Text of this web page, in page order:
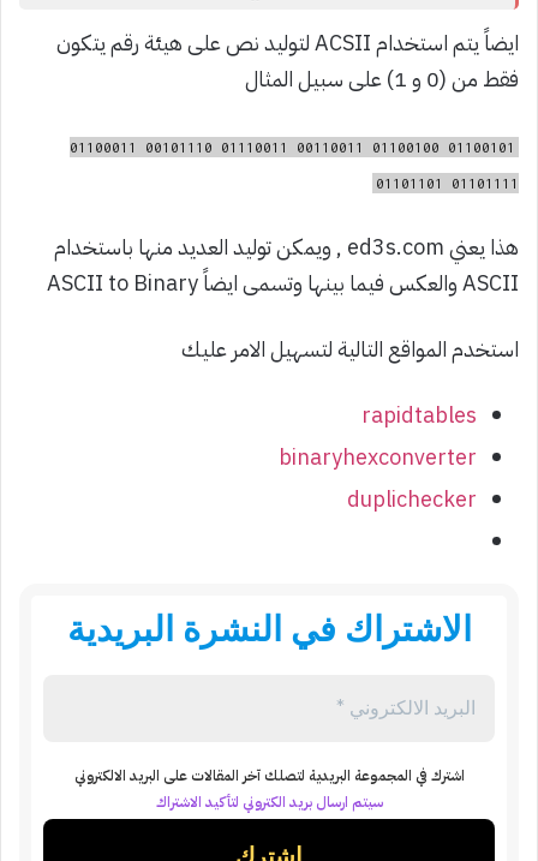
ايضاً يتم استخدام ACSII لتوليد نص على هيئة رقم يتكون
فقط من (0 و 1) على سبيل المثال
01100101 01100100 00110011 01110011 00101110 01100011
01101111 01101101
هذا يعني ed3s.com , ويمكن توليد العديد منها باستخدام
ASCII والعكس فيما بينها وتسمى ايضاً ASCII to Binary
استخدم المواقع التالية لتسهيل الامر عليك
rapidtables
binaryhexconverter
duplichecker
الاشتراك في النشرة البريدية
اشترك في المجموعة البريدية لتصلك آخر المقالات على البريد الالكتروني
سيتم ارسال بريد الكتروني لتأكيد الاشتراك